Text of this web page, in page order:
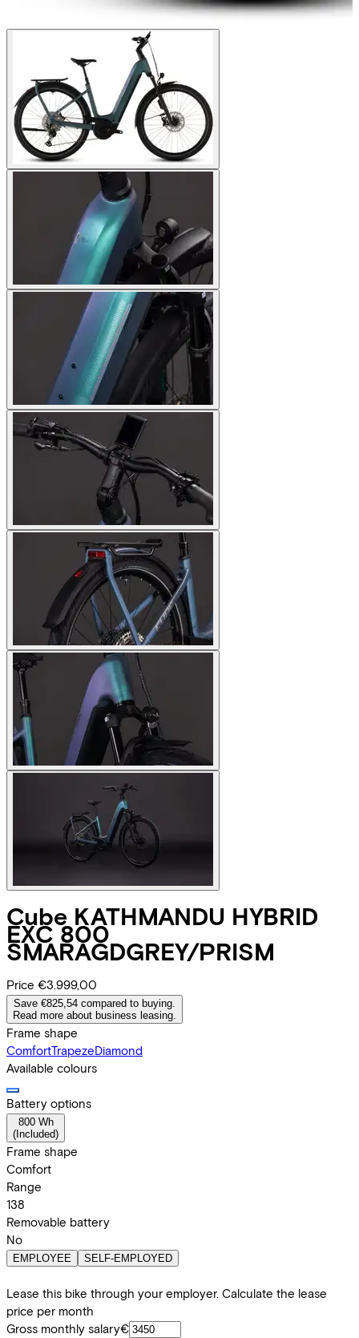
Cube KATHMANDU HYBRID
EXC 800
SMARAGDGREY/PRISM
Price €3.999,00
Save €825,54 compared to buying.
Read more about business leasing.
Frame shape
ComfortTrapezeDiamond
Available colours
Battery options
800 Wh
( Included)
Frame shape
Comfort
Range
138
Removable battery
No
EMPLOYEE SELF-EMPLOYED
Lease this bike through your employer. Calculate the lease
price per month
Gross monthly salary€